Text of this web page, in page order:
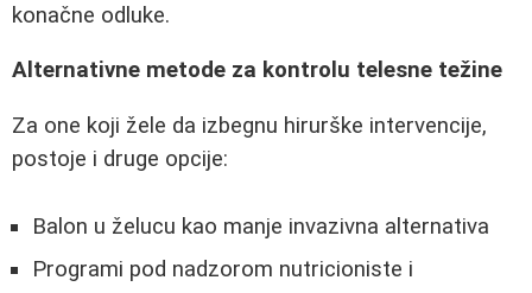
konačne odluke.
Alternativne metode za kontrolu telesne težine
Za one koji žele da izbegnu hirurške intervencije,
postoje i druge opcije:
Balon u želucu kao manje invazivna alternativa
Programi pod nadzorom nutricioniste i